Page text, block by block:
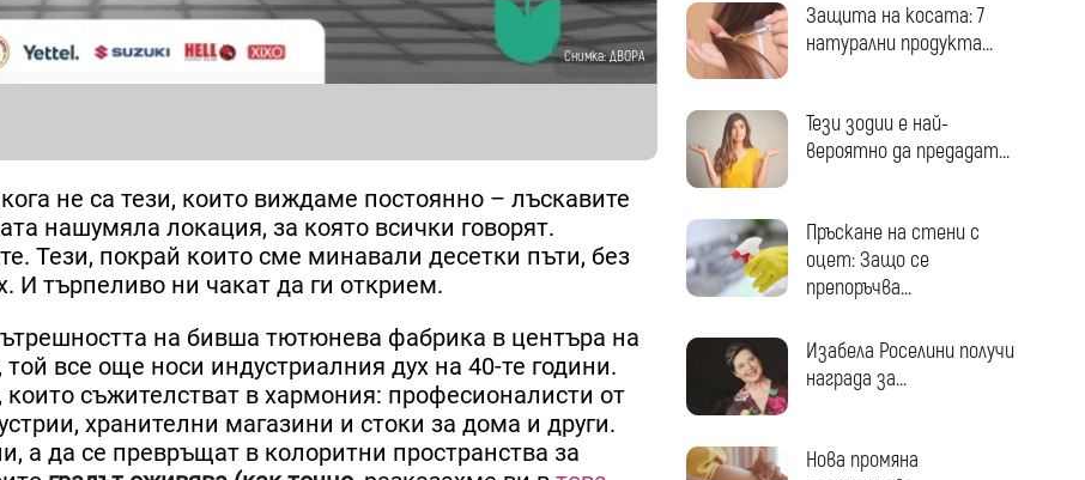
Снимка: ДВОРА
не са тези, които виждаме постоянно – лъскавите
нашумяла локация, за която всички говорят.
Тези, покрай които сме минавали десетки пъти, без
И търпеливо ни чакат да ги открием.
на бивша тютюнева фабрика в центъра на
все още носи индустриалния дух на 40-те години.
съжителстват в хармония: професионалисти от
хранителни магазини и стоки за дома и други.
а да се превръщат в колоритни пространства за
Защита на косата: 7
натурални продукта...
Тези зодии е най-
вероятно да предадат...
Пръскане на стени с
оцет: Защо се
препоръчва...
Изабела Роселини получи
награда за...
Нова промяна